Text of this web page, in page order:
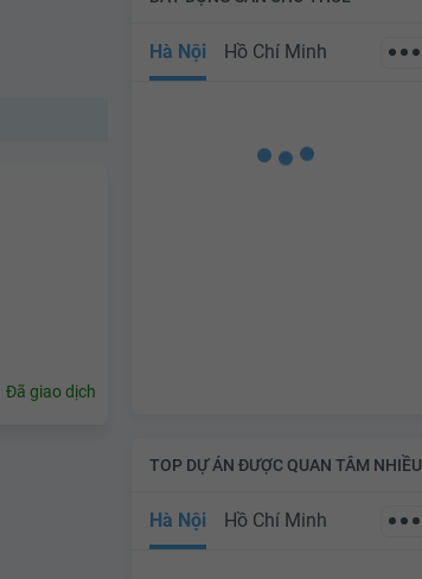
Đã giao dịch
Hà Nội Hồ Chí Minh
TOP DỰ ÁN ĐƯỢC QUAN TÂM NHIỀU
Hà Nội Hồ Chí Minh